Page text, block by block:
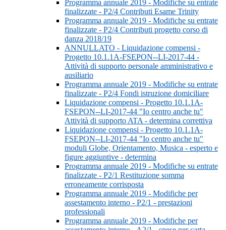
Programma annuale 2019 - Modifiche su entrate
finalizzate - P2/4 Contributi Esame Trinity
Programma annuale 2019 - Modifiche su entrate
finalizzate - P2/4 Contributi progetto corso di
danza 2018/19
ANNULLATO - Liquidazione compensi -
Progetto 10.1.1A-FSEPON--LI-2017-44 -
Attività di supporto personale amministrativo e
ausiliario
Programma annuale 2019 - Modifiche su entrate
finalizzate - P2/4 Fondi istruzione domiciliare
Liquidazione compensi - Progetto 10.1.1A-
FSEPON--LI-2017-44 "Io centro anche tu"
Attività di supporto ATA - determina correttiva
Liquidazione compensi - Progetto 10.1.1A-
FSEPON--LI-2017-44 "Io centro anche tu"
moduli Globe, Orientamento, Musica - esperto e
figure aggiuntive - determina
Programma annuale 2019 - Modifiche su entrate
finalizzate - P2/1 Restituzione somma
erroneamente corrisposta
Programma annuale 2019 - Modifiche per
assestamento interno - P2/1 - prestazioni
professionali
Programma annuale 2019 - Modifiche per